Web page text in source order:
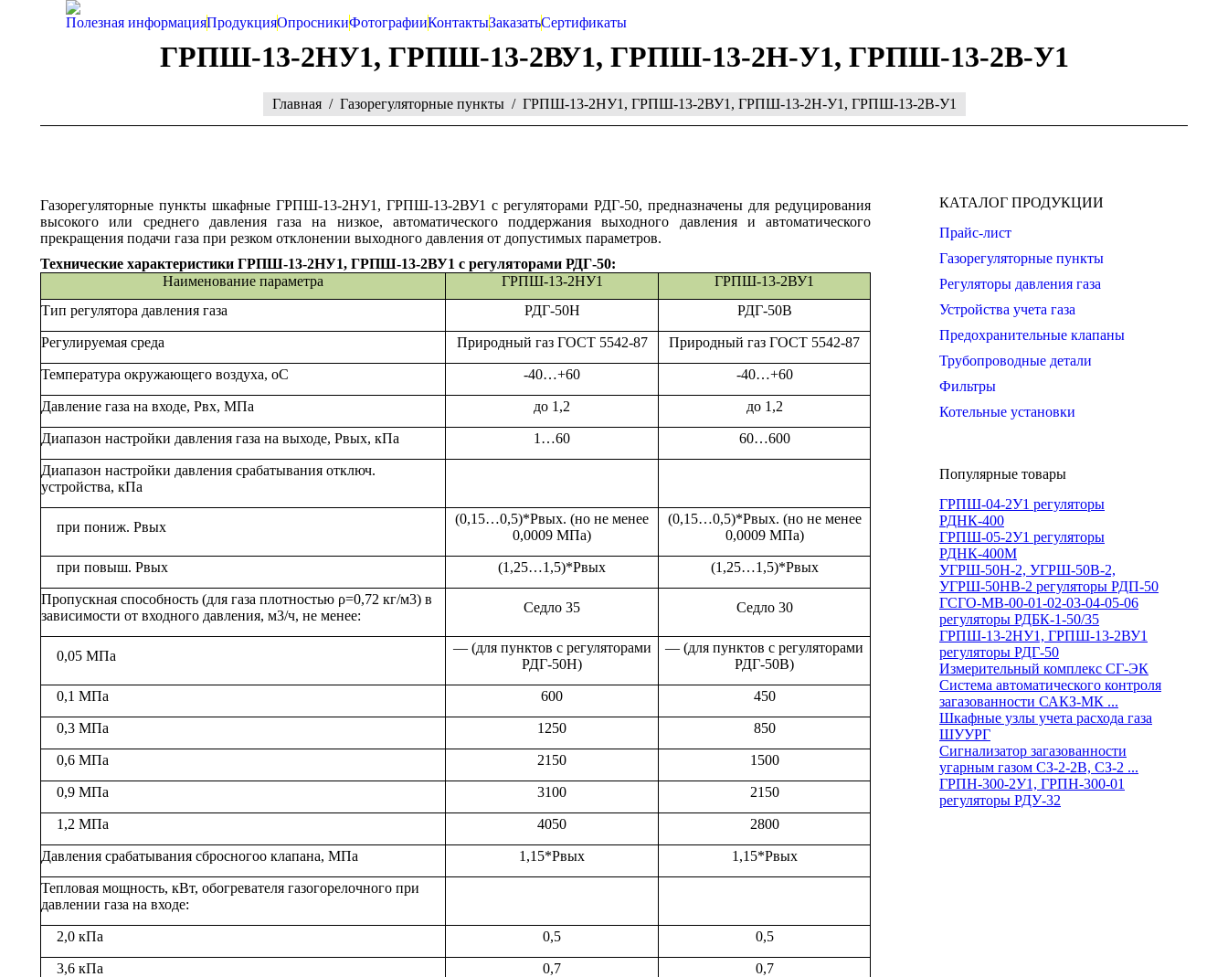
Полезная информацияПродукцияОпросникиФотографииКонтактыЗаказатьСертификаты
ГРПШ-13-2НУ1, ГРПШ-13-2ВУ1, ГРПШ-13-2Н-У1, ГРПШ-13-2В-У1
Главная
Газорегуляторные пункты ГРПШ-13-2НУ1, ГРПШ-13-2ВУ1, ГРПШ-13-2Н-У1, ГРПШ-13-2В-У1
Газорегуляторные пункты шкафные ГРПШ-13-2НУ1, ГРПШ-13-2ВУ1 с регуляторами РДГ-50, предназначены для редуцирования
высокого или среднего давления газа на низкое, автоматического поддержания выходного давления и автоматического
прекращения подачи газа при резком отклонении выходного давления от допустимых параметров.
Технические характеристики ГРПШ-13-2НУ1, ГРПШ-13-2ВУ1 с регуляторами РДГ-50:
Наименование параметра
ГРПШ-13-2НУ1
ГРПШ-13-2ВУ1
Тип регулятора давления газа
РДГ-50Н РДГ-50В
Регулируемая среда Природный газ ГОСТ 5542-87 Природный газ ГОСТ 5542-87
Температура окружающего воздуха, оС -40…+60 -40…+60
Давление газа на входе, Рвх, МПа до 1,2 до 1,2
Диапазон настройки давления газа на выходе, Рвых, кПа 1…60 60…600
Диапазон настройки давления срабатывания отключ.
устройства, кПа
при пониж. Рвых
(0,15…0,5)*Рвых. (но не менее
0,0009 МПа)
(0,15…0,5)*Рвых. (но не менее
0,0009 МПа)
при повыш. Рвых (1,25…1,5)*Рвых (1,25…1,5)*Рвых
Пропускная способность (для газа плотностью ρ=0,72 кг/м3) в
зависимости от входного давления, м3/ч, не менее:
Седло 35 Седло 30
0,05 МПа
— (для пунктов с регуляторами
РДГ-50Н)
— (для пунктов с регуляторами
РДГ-50В)
0,1 МПа 600 450
0,3 МПа 1250 850
0,6 МПа 2150 1500
0,9 МПа 3100 2150
1,2 МПа 4050 2800
Давления срабатывания сбросногоо клапана, МПа 1,15*Рвых 1,15*Рвых
Тепловая мощность, кВт, обогревателя газогорелочного при
давлении газа на входе:
2,0 кПа 0,5 0,5
3,6 кПа 0,7 0,7
КАТАЛОГ ПРОДУКЦИИ
Прайс-лист
Газорегуляторные пункты
Регуляторы давления газа
Устройства учета газа
Предохранительные клапаны
Трубопроводные детали
Фильтры
Котельные установки
Популярные товары
ГРПШ-04-2У1 регуляторы
РДНК-400
ГРПШ-05-2У1 регуляторы
РДНК-400М
УГРШ-50Н-2, УГРШ-50В-2,
УГРШ-50НВ-2 регуляторы РДП-50
ГСГО-МВ-00-01-02-03-04-05-06
регуляторы РДБК-1-50/35
ГРПШ-13-2НУ1, ГРПШ-13-2ВУ1
регуляторы РДГ-50
Измерительный комплекс СГ-ЭК
Система автоматического контроля
загазованности САКЗ-МК ...
Шкафные узлы учета расхода газа
ШУУРГ
Сигнализатор загазованности
угарным газом СЗ-2-2В, СЗ-2 ...
ГРПН-300-2У1, ГРПН-300-01
регуляторы РДУ-32